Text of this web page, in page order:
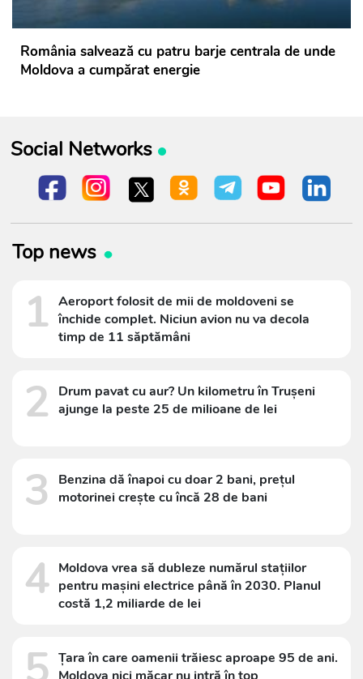
România salvează cu patru barje centrala de unde
Moldova a cumpărat energie
Social Networks
Top news
1 Aeroport folosit de mii de moldoveni se
închide complet. Niciun avion nu va decola
timp de 11 săptămâni
2
Drum pavat cu aur? Un kilometru în Trușeni
ajunge la peste 25 de milioane de lei
3
Benzina dă înapoi cu doar 2 bani, prețul
motorinei crește cu încă 28 de bani
4 Moldova vrea să dubleze numărul stațiilor
pentru mașini electrice până în 2030. Planul
costă 1,2 miliarde de lei
Țara în care oamenii trăiesc aproape 95 de ani.